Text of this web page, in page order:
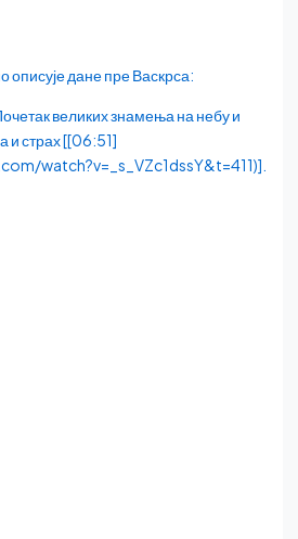
дане пре Васкрса:
великих знамења на небу и
страх [[06:51]
watch?v=_s_VZc1dssY&t=411)].